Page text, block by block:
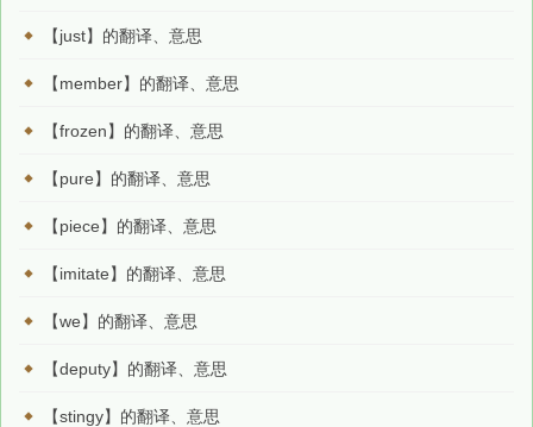
【just】的翻译、意思
【member】的翻译、意思
【frozen】的翻译、意思
【pure】的翻译、意思
【piece】的翻译、意思
【imitate】的翻译、意思
【we】的翻译、意思
【deputy】的翻译、意思
【stingy】的翻译、意思